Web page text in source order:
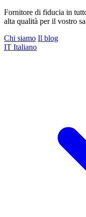
Fornitore di fiducia in
alta qualità per il vostro
Chi siamo Il blog
IT Italiano